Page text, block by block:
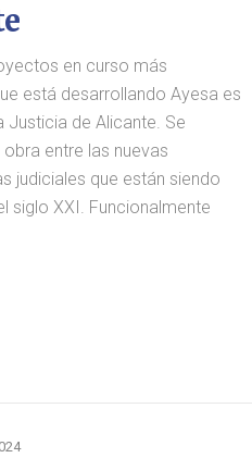
en curso más
está desarrollando Ayesa es
Justicia de Alicante. Se
entre las nuevas
judiciales que están siendo
siglo XXI. Funcionalmente